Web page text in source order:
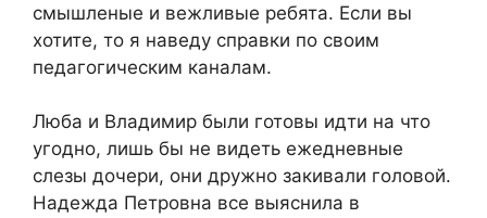
смышленые и вежливые ребята. Если вы
хотите, то я наведу справки по своим
педагогическим каналам.
Люба и Владимир были готовы идти на что
угодно, лишь бы не видеть ежедневные
слезы дочери, они дружно закивали головой.
Надежда Петровна все выяснила в